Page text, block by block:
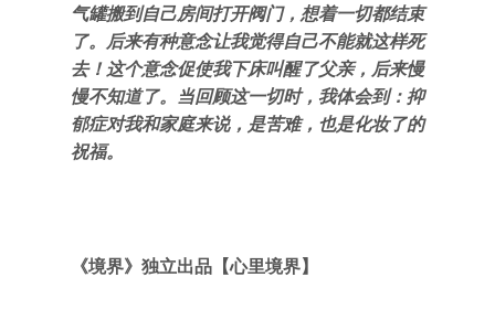
气罐搬到自己房间打开阀门，想着一切都结束
了。后来有种意念让我觉得自己不能就这样死
去！这个意念促使我下床叫醒了父亲，后来慢
慢不知道了。当回顾这一切时，我体会到：抑
郁症对我和家庭来说，是苦难，也是化妆了的
祝福。
《境界》独立出品【心里境界】